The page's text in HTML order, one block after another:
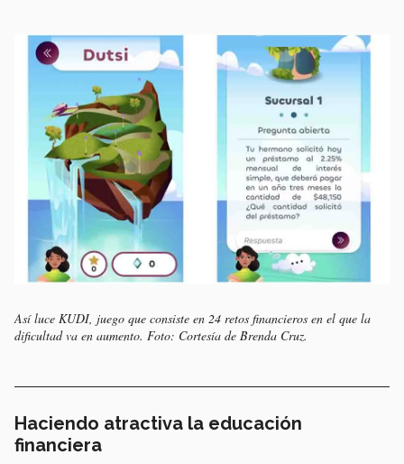
Así luce KUDI, juego que consiste en 24 retos financieros en el que la
dificultad va en aumento. Foto: Cortesía de Brenda Cruz.
Haciendo atractiva la educación
financiera